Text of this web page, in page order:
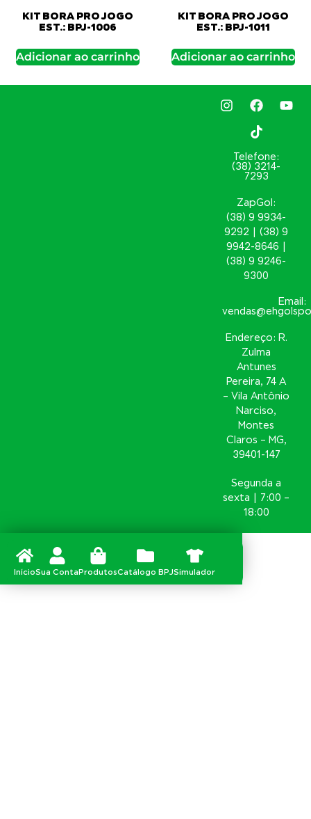
KIT BORA PRO JOGO
EST.: BPJ-1006
Adicionar ao carrinho
KIT BORA PRO JOGO
EST.: BPJ-1011
Adicionar ao carrinho
Telefone:
(38) 3214-
7293
ZapGol:
(38) 9 9934-
9292 | (38) 9
9942-8646 |
(38) 9 9246-
9300
Email:
Endereço: R.
Zulma
Antunes
Pereira, 74 A
– Vila Antônio
Narciso,
Montes
Claros – MG,
39401-147
Segunda a
sexta | 7:00 –
18:00
InícioSua ContaProdutosCatálogo BPJSimulador